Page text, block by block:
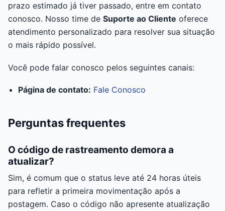
prazo estimado já tiver passado, entre em contato
conosco. Nosso time de Suporte ao Cliente oferece
atendimento personalizado para resolver sua situação
o mais rápido possível.
Você pode falar conosco pelos seguintes canais:
Página de contato: Fale Conosco
Perguntas frequentes
O código de rastreamento demora a
atualizar?
Sim, é comum que o status leve até 24 horas úteis
para refletir a primeira movimentação após a
postagem. Caso o código não apresente atualização